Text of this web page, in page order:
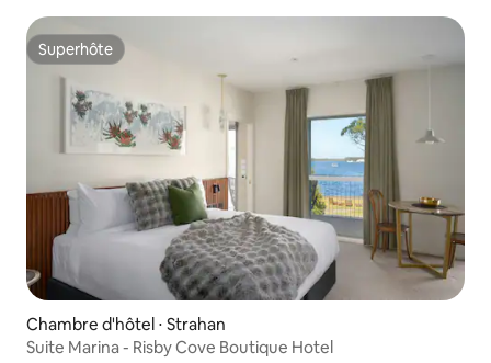
Superhôte
Superhôte
Chambre d'hôtel ⋅ Strahan
Suite Marina - Risby Cove Boutique Hotel